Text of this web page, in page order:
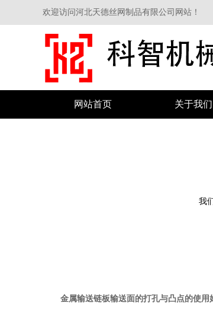
欢迎访问河北天德丝网制品有限公司网站！
网站首页 关于我们
我
金属输送链板输送面的打孔与凸点的使用